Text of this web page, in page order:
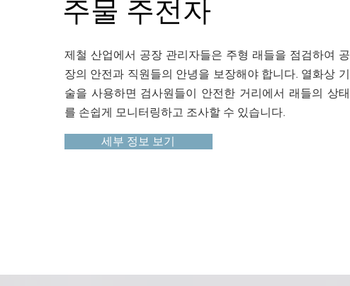
제철 산업에서 공장 관리자들은 주형 래들을 점검하여 공
장의 안전과 직원들의 안녕을 보장해야 합니다. 열화상 기
술을 사용하면 검사원들이 안전한 거리에서 래들의 상태
를 손쉽게 모니터링하고 조사할 수 있습니다.
세부 정보 보기